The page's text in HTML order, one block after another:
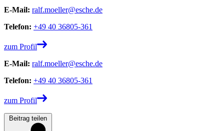
E-Mail: ralf.moeller@esche.de
Telefon: +49 40 36805-361
zum Profil
E-Mail: ralf.moeller@esche.de
Telefon: +49 40 36805-361
zum Profil
Beitrag teilen